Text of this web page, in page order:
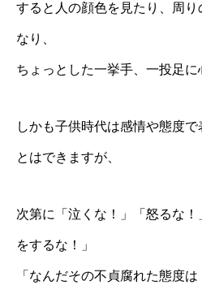
すると人の顔色を見たり、周
なり、
ちょっとした一挙手、一投足に
しかも子供時代は感情や態度
とはできますが、
次第に「泣くな！」「怒るな
をするな！」
「なんだその不貞腐れた態度